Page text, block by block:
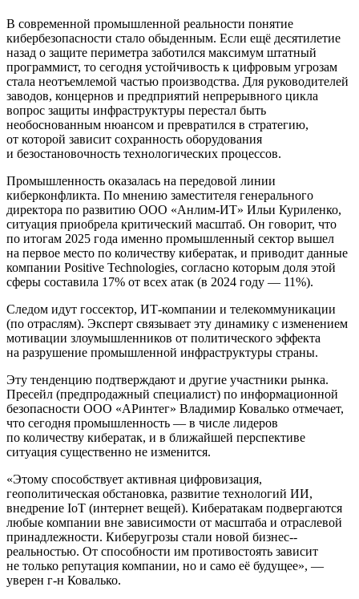
В современной промышленной реальности понятие
кибербезопасности стало обыденным. Если ещё десятилетие
назад о защите периметра заботился максимум штатный
программист, то сегодня устойчивость к цифровым угрозам
стала неотъемлемой частью производства. Для руководителей
заводов, концернов и предприятий непрерывного цикла
вопрос защиты инфраструктуры перестал быть
необоснованным нюансом и превратился в стратегию,
от которой зависит сохранность оборудования
и безостановочность технологических процессов.
Промышленность оказалась на передовой линии
киберконфликта. По мнению заместителя генерального
директора по развитию ООО «Анлим-­ИТ» Ильи Куриленко,
ситуация приобрела критический масштаб. Он говорит, что
по итогам 2025 года именно промышленный сектор вышел
на первое место по количеству кибератак, и приводит данные
компании Positive Technologies, согласно которым доля этой
сферы составила 17% от всех атак (в 2024 году — 11%).
Следом идут госсектор, ИТ-компании и телекоммуникации
(по отраслям). Эксперт связывает эту динамику с изменением
мотивации злоумышленников от политического эффекта
на разрушение промышленной инфраструктуры страны.
Эту тенденцию подтверждают и другие участники рынка.
Пресейл (предпродажный специалист) по информационной
безопасности ООО «АРинтег» Владимир Ковалько отмечает,
что сегодня промышленность — в числе лидеров
по количеству кибератак, и в ближайшей перспективе
ситуация существенно не изменится.
«Этому способствует активная цифровизация,
геополитическая обстановка, развитие технологий ИИ,
внедрение IoT (интернет вещей). Кибератакам подвергаются
любые компании вне зависимости от масштаба и отраслевой
принадлежности. Киберугрозы стали новой бизнес-­
реальностью. От способности им противостоять зависит
не только репутация компании, но и само её будущее», —
уверен г-н Ковалько.